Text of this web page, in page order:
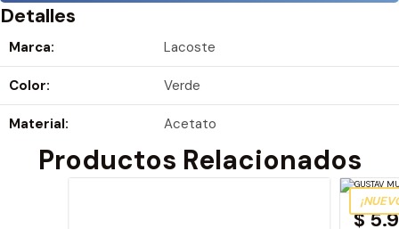
Detalles
Marca: Lacoste
Color: Verde
Material: Acetato
Productos Relacionados
$